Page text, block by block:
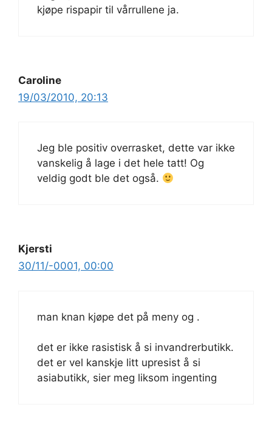
kjøpe rispapir til vårrullene ja.
Caroline
19/03/2010, 20:13
Jeg ble positiv overrasket, dette var ikke
vanskelig å lage i det hele tatt! Og
veldig godt ble det også.
Kjersti
30/11/-0001, 00:00
man knan kjøpe det på meny og .
det er ikke rasistisk å si invandrerbutikk.
det er vel kanskje litt upresist å si
asiabutikk, sier meg liksom ingenting